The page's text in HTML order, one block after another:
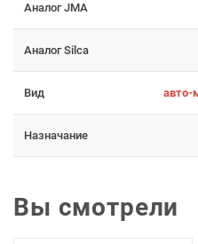
Аналог JMA
Аналог Silca
Вид авто-
Назначание
Вы смотрели